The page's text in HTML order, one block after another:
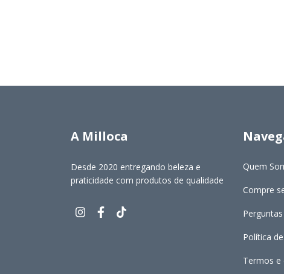
A Milloca
Desde 2020 entregando beleza e
praticidade com produtos de qualidade
Quem
Compre
Política
Termos e